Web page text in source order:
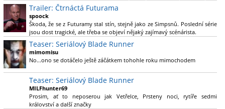
Držím tomu palce.
Gibson a co je jeho debutová kniha zač), přičemž 25 let (od Matrixu,
který pojem cyberpunk dostal do povědomí i obyčejného diváka a
nikoliv fanouška žánru) marně doufám, že si po řadě "duchovních
nástupců", kteří přišli poté (Ghost In The Shell, Alita: Battle Angel,
Altered Carbon, Blade Runner 2049, Cyberpunk 2077, atd.), někdo
konečně vzpomene i na bibli cyberpunku, se kterou to všechno začalo.
Teď už nezbývá nic jiného než se tiše modlit a doufat, že to bude stát za
to
. Plus kudos za sázku na seriál a nikoliv film, snad tvůrci tu
Trailer: Čtrnáctá Futurama
spoock
Škoda, že se z Futuramy stal stín, stejně jako ze Simpsnů. Poslední série
jsou dost tragické, ale třeba se objeví nějaký zajímavý scénárista.
Nedávno začala vycházet nová řada Ricka a Mortyho a já z úžasem zjistil,
že se na to dá opět koukat.
Teaser: Seriálový Blade Runner
mimomisu
No...ono se dotáčelo ještě záčátkem tohohle roku mimochodem
Teaser: Seriálový Blade Runner
MILFhunter69
Prosim, ať to neposerou jak Vetřelce, Prsteny noci, rytíře sedmi
království a další značky